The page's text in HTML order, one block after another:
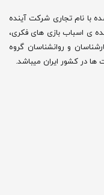
با نام تجاری شرکت آینده
ثبت 519773، ارائه دهنده ی اسباب بازی های فکری،
و روانشناسان گروه
ها در کشور ایران میباشد.